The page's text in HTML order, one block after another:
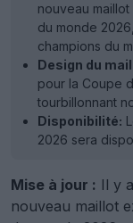
nouveau
du monde
champions du
Design du
pour la Coupe
tourbillonnant
Disponibilité:
2026 sera
Mise à jour : Il y
nouveau maillot